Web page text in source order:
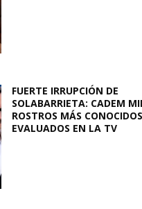
FUERTE IRRUPCIÓN DE
SOLABARRIETA: CADEM
ROSTROS MÁS
EVALUADOS EN LA TV